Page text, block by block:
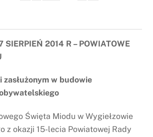
SIERPIEŃ 2014 R – POWIATOWE
zasłużonym w budowie
Święta Miodu w Wygiełzowie
z okazji 15-lecia Powiatowej Rady